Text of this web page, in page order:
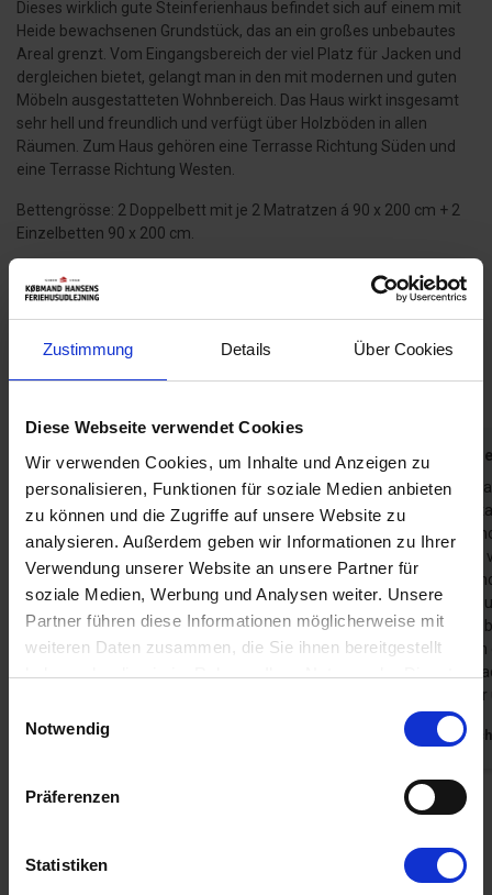
Zustimmung Details Über Cookies
Diese Webseite verwendet Cookies
Wir verwenden Cookies, um Inhalte und Anzeigen zu
personalisieren, Funktionen für soziale Medien anbieten
zu können und die Zugriffe auf unsere Website zu
analysieren. Außerdem geben wir Informationen zu Ihrer
Verwendung unserer Website an unsere Partner für
soziale Medien, Werbung und Analysen weiter. Unsere
Partner führen diese Informationen möglicherweise mit
weiteren Daten zusammen, die Sie ihnen bereitgestellt
haben oder die sie im Rahmen Ihrer Nutzung der Dienste
Cookies, wenn Sie unsere Webseite weiterhin nutzen.
Notwendig
Präferenzen
Statistiken
Dieses wirklich gute Steinferienhaus befindet sich auf einem mit
Heide bewachsenen Grundstück, das an ein großes unbebautes
Areal grenzt. Vom Eingangsbereich der viel Platz für Jacken und
dergleichen bietet, gelangt man in den mit modernen und guten
Möbeln ausgestatteten Wohnbereich. Das Haus wirkt insgesamt
sehr hell und freundlich und verfügt über Holzböden in allen
Räumen. Zum Haus gehören eine Terrasse Richtung Süden und
eine Terrasse Richtung Westen.
Bettengrösse: 2 Doppelbett mit je 2 Matratzen á 90 x 200 cm + 2
Einzelbetten 90 x 200 cm.
Das sagen andere Urlauber
Leo Bergfelder
Juli 2026
Das Haus war schon klasse nur einige Dinge
sind bestimmt ausbaufähig. Der schöne
Schrank im Wohnzimmer war gut gefüllt mit
Trinkgläser jeglicher Art. Nut statt 21
Schnapsgläser wären eine Paar eicherbecher
bestimmt nicht verkehrt, Auch die grosse
Ansammlung von allem Möglichen in den
Schubladen war schon eigen. Auch ein
Zeig mehr
Gast aus
Das Haus
hat es
Wohnraum
langsam
hatten
von
und dem